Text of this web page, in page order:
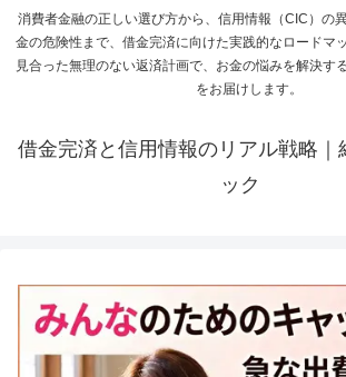
消費者金融の正しい選び方から、信用情報（CIC）の
金の危険性まで、借金完済に向けた実践的なロードマ
見合った無理のない返済計画で、お金の悩みを解決す
をお届けします。
借金完済と信用情報のリアル戦略｜
ック